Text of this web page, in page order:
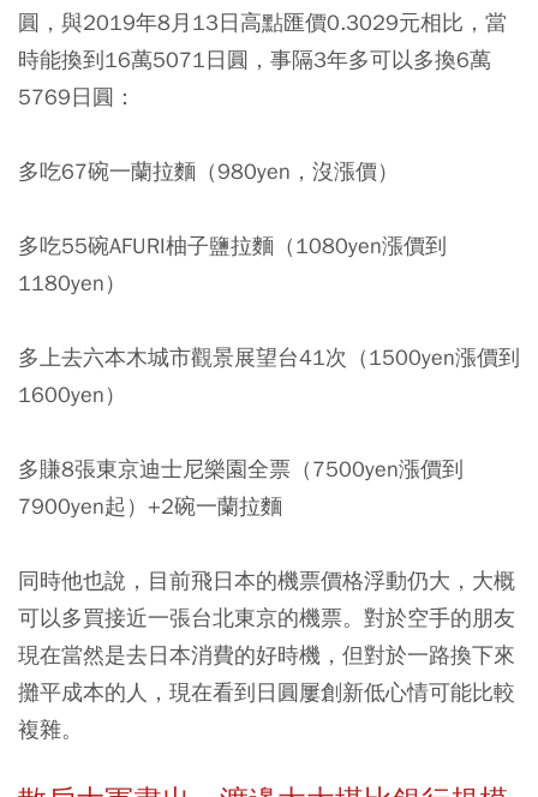
圓，與2019年8月13日高點匯價0.3029元相比，當
時能換到16萬5071日圓，事隔3年多可以多換6萬
5769日圓：
多吃67碗一蘭拉麵（980yen，沒漲價）
多吃55碗AFURI柚子鹽拉麵（1080yen漲價到
1180yen）
多上去六本木城市觀景展望台41次（1500yen漲價到
1600yen）
多賺8張東京迪士尼樂園全票（7500yen漲價到
7900yen起）+2碗一蘭拉麵
同時他也說，目前飛日本的機票價格浮動仍大，大概
可以多買接近一張台北東京的機票。對於空手的朋友
現在當然是去日本消費的好時機，但對於一路換下來
攤平成本的人，現在看到日圓屢創新低心情可能比較
複雜。